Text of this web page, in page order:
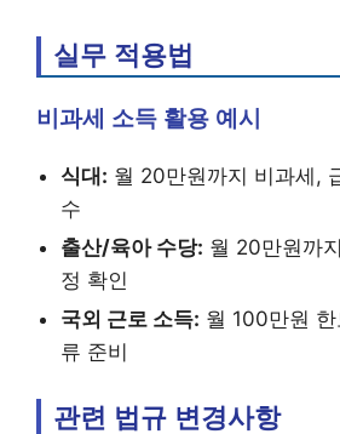
실무 적용법
비과세 소득 활용 예시
식대: 월 20만원까지 비과세,
수
출산/육아 수당: 월 20만원까
정 확인
국외 근로 소득: 월 100만원
류 준비
관련 법규 변경사항